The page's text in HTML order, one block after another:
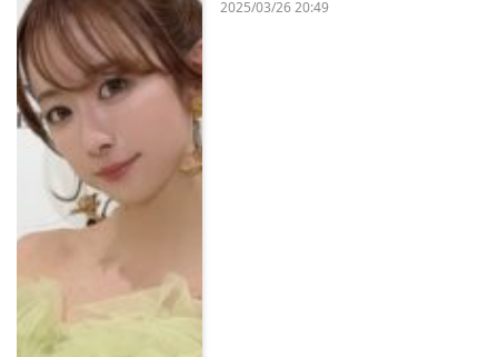
2025/03/26 20:49